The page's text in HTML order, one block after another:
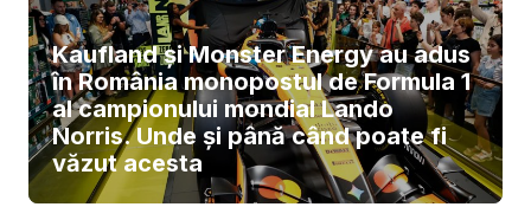
Kaufland și Monster Energy au adus
în România monopostul de Formula 1
al campionului mondial Lando
Norris. Unde și până când poate fi
văzut acesta